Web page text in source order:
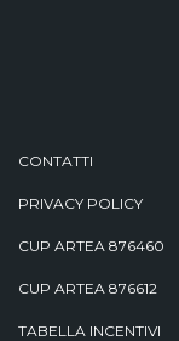
CONTATTI
PRIVACY POLICY
CUP ARTEA 876460
CUP ARTEA 876612
TABELLA INCENTIVI